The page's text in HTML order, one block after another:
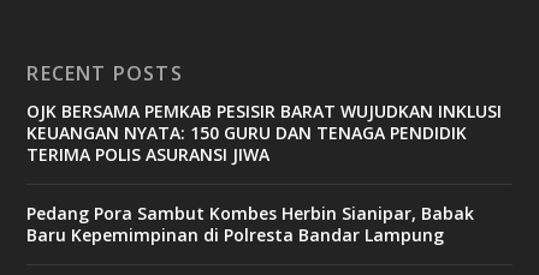
RECENT POSTS
OJK BERSAMA PEMKAB PESISIR BARAT WUJUDKAN INKLUSI
KEUANGAN NYATA: 150 GURU DAN TENAGA PENDIDIK
TERIMA POLIS ASURANSI JIWA
Pedang Pora Sambut Kombes Herbin Sianipar, Babak
Baru Kepemimpinan di Polresta Bandar Lampung